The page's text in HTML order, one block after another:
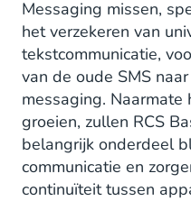
Messaging missen,
het verzekeren van
tekstcommunicatie,
van de oude SMS
messaging.
groeien, zullen RCS
belangrijk onderdeel
communicatie en
continuïteit tussen